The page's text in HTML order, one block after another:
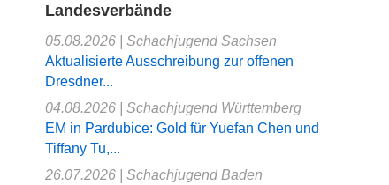
Landesverbände
05.08.2026 | Schachjugend Sachsen
Aktualisierte Ausschreibung zur offenen
Dresdner...
04.08.2026 | Schachjugend Württemberg
EM in Pardubice: Gold für Yuefan Chen und
Tiffany Tu,...
26.07.2026 | Schachjugend Baden